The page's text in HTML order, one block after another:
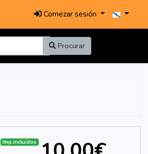
Comezar sesión
Procurar
Imp.incluídos